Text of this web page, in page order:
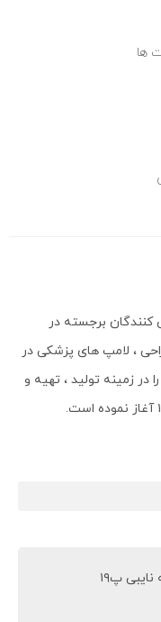
ها
کنندگان برجسته در
، لامپ های پزشکی در
در زمینه تولید ، تهیه و
پ۱۹